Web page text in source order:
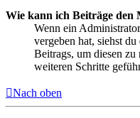
Wie kann ich Beiträge den
Wenn ein
vergeben hat, siehst
Beitrags, um diesen
weiteren Schritte
Nach oben